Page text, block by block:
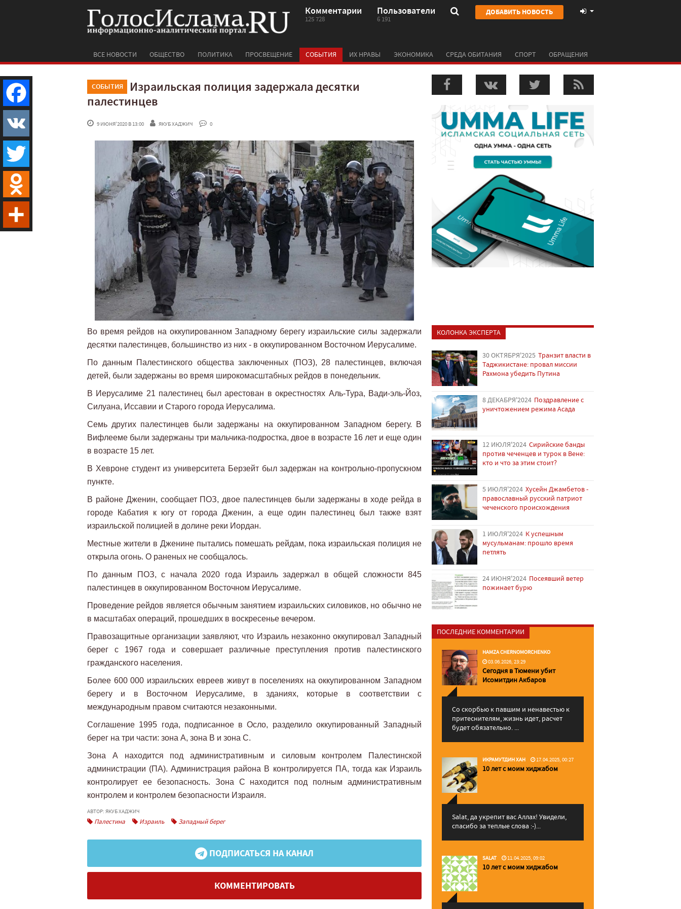
Комментарии
125 728
Пользователи
6 191
ДОБАВИТЬ НОВОСТЬ
ВСЕ НОВОСТИ ОБЩЕСТВО ПОЛИТИКА ПРОСВЕЩЕНИЕ СОБЫТИЯ ИХ НРАВЫ ЭКОНОМИКА СРЕДА ОБИТАНИЯ СПОРТ ОБРАЩЕНИЯ
СОБЫТИЯ
Израильская полиция задержала десятки
палестинцев
9 ИЮНЯ'2020 В 13:00 ЯКУБ ХАДЖИЧ 0
Во время рейдов на оккупированном Западному берегу израильские силы задержали
десятки палестинцев, большинство из них - в оккупированном Восточном Иерусалиме.
По данным Палестинского общества заключенных (ПОЗ), 28 палестинцев, включая
детей, были задержаны во время широкомасштабных рейдов в понедельник.
В Иерусалиме 21 палестинец был арестован в окрестностях Аль-Тура, Вади-эль-Йоз,
Силуана, Иссавии и Старого города Иерусалима.
Семь других палестинцев были задержаны на оккупированном Западном берегу. В
Вифлееме были задержаны три мальчика-подростка, двое в возрасте 16 лет и еще один
в возрасте 15 лет.
В Хевроне студент из университета Берзейт был задержан на контрольно-пропускном
пункте.
В районе Дженин, сообщает ПОЗ, двое палестинцев были задержаны в ходе рейда в
городе Кабатия к югу от города Дженин, а еще один палестинец был также взят
израильской полицией в долине реки Иордан.
Местные жители в Дженине пытались помешать рейдам, пока израильская полиция не
открыла огонь. О раненых не сообщалось.
По данным ПОЗ, с начала 2020 года Израиль задержал в общей сложности 845
палестинцев в оккупированном Восточном Иерусалиме.
Проведение рейдов является обычным занятием израильских силовиков, но обычно не
в масштабах операций, прошедших в воскресенье вечером.
Правозащитные организации заявляют, что Израиль незаконно оккупировал Западный
берег с 1967 года и совершает различные преступления против палестинского
гражданского населения.
Более 600 000 израильских евреев живут в поселениях на оккупированном Западном
берегу и в Восточном Иерусалиме, в зданиях, которые в соответствии с
международным правом считаются незаконными.
Соглашение 1995 года, подписанное в Осло, разделило оккупированный Западный
берег на три части: зона А, зона В и зона С.
Зона А находится под административным и силовым контролем Палестинской
администрации (ПА). Администрация района B контролируется ПА, тогда как Израиль
контролирует ее безопасность. Зона С находится под полным административным
контролем и контролем безопасности Израиля.
АВТОР: ЯКУБ ХАДЖИЧ
Палестина Израиль Западный берег
ПОДПИСАТЬСЯ НА КАНАЛ
КОММЕНТИРОВАТЬ
КОЛОНКА ЭКСПЕРТА
30 ОКТЯБРЯ'2025 Транзит власти в
Таджикистане: провал миссии
Рахмона убедить Путина
8 ДЕКАБРЯ'2024 Поздравление с
уничтожением режима Асада
12 ИЮЛЯ'2024 Сирийские банды
против чеченцев и турок в Вене:
кто и что за этим стоит?
5 ИЮЛЯ'2024 Хусейн Джамбетов -
православный русский патриот
чеченского происхождения
1 ИЮЛЯ'2024 К успешным
мусульманам: прошло время
петлять
24 ИЮНЯ'2024 Посеявший ветер
пожинает бурю
ПОСЛЕДНИЕ КОММЕНТАРИИ
HAMZA CHERNOMORCHENKO
03.06.2026, 23:29
Сегодня в Тюмени убит
Исомитдин Акбаров
Со скорбью к павшим и ненавестью к
притеснителям, жизнь идет, расчет
будет обязательно. ...
ИКРАМУТДИН ХАН 17.04.2025, 00:27
10 лет с моим хиджабом
Salat, да укрепит вас Аллаx! Увидели,
спасибо за теплые слова :-)...
SALAT 11.04.2025, 09:02
10 лет с моим хиджабом
Facebook
VK
Twitter
Odnoklassniki